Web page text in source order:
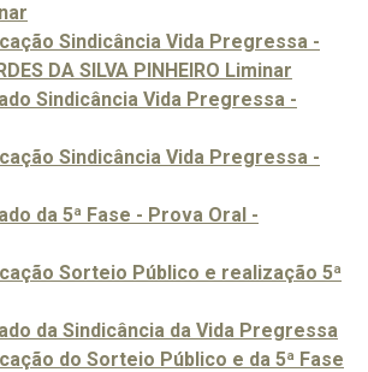
Sindicância Vida Pregressa -
DA SILVA PINHEIRO Liminar
Sindicância Vida Pregressa -
Sindicância Vida Pregressa -
da 5ª Fase - Prova Oral -
Sorteio Público e realização 5ª
da Sindicância da Vida Pregressa
do Sorteio Público e da 5ª Fase